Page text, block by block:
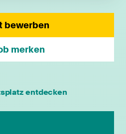
bewerben
merken
entdecken